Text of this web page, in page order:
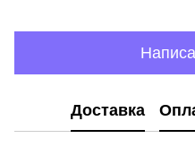
Доставка